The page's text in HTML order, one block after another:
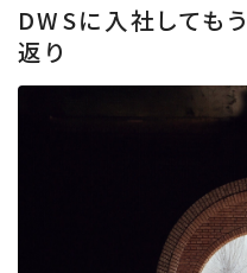
ホーム
AWS
DWSに入社しても
返り